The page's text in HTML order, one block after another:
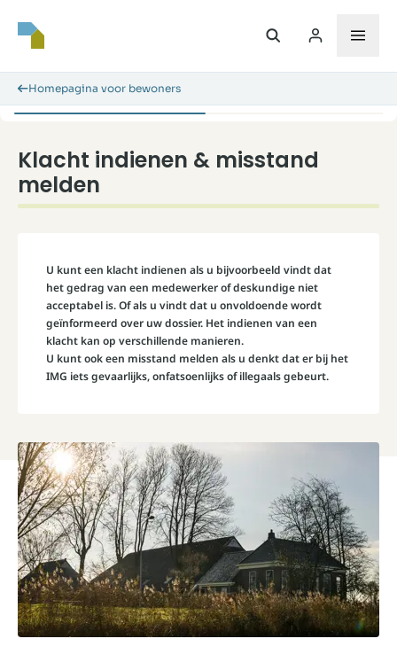
Homepagina voor bewoners
Klacht indienen & misstand
melden
U kunt een klacht indienen als u bijvoorbeeld vindt dat
het gedrag van een medewerker of deskundige niet
acceptabel is. Of als u vindt dat u onvoldoende wordt
geïnformeerd over uw dossier. Het indienen van een
klacht kan op verschillende manieren.
U kunt ook een misstand melden als u denkt dat er bij het
IMG iets gevaarlijks, onfatsoenlijks of illegaals gebeurt.